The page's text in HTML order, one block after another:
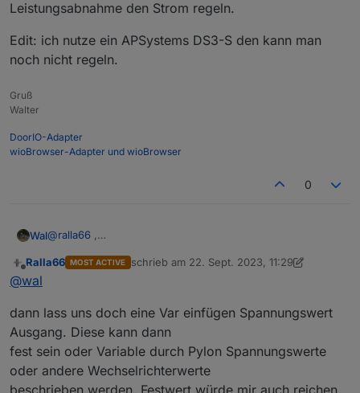
Der Lumentree hat meist bsp. -> 150 Watt Bezug : Volt
Festwert 49 Volt Pylon = A <-
Na ja, Pylontech Spannungswert einlesen ist ja jetzt
Leistungsabnahme den Strom regeln.
Edit: ich nutze ein APSystems DS3-S den kann man
noch nicht regeln.
Gruß
Walter
DoorIO-Adapter
wioBrowser-Adapter und wioBrowser
0
Wal@ralla66 ,
Ampere regeln.
Leistungsabnahme den Strom regeln.
Edit: ich nutze ein APSystems DS3-S den kann man noch
Offline
Ralla66 MOST ACTIVE schrieb am 22. Sept. 2023, 11:29
zuletzt editiert von Ralla66
@wal
dann lass uns doch eine Var einfügen Spannungswert
Ausgang. Diese kann dann
fest sein oder Variable durch Pylon Spannungswerte
oder andere Wechselrichterwerte